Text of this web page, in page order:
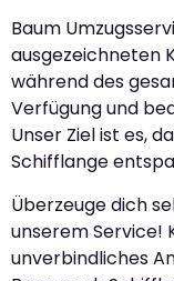
Baum
ausgezeichneten
während des
Verfügung und
Unser Ziel ist es,
Schifflange
Überzeuge dich
unserem Service!
unverbindliches